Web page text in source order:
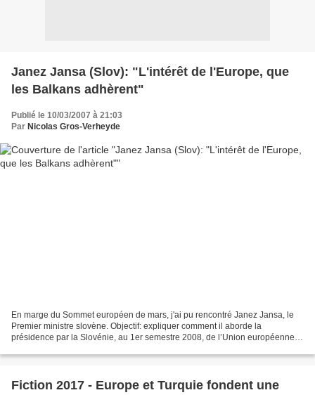
Janez Jansa (Slov): "L'intérêt de l'Europe, que
les Balkans adhèrent"
Publié le 10/03/2007 à 21:03
Par Nicolas Gros-Verheyde
En marge du Sommet européen de mars, j'ai pu rencontré Janez Jansa, le
Premier ministre slovène. Objectif: expliquer comment il aborde la
présidence par la Slovénie, au 1er semestre 2008, de l’Union européenne et
Fiction 2017 - Europe et Turquie fondent une